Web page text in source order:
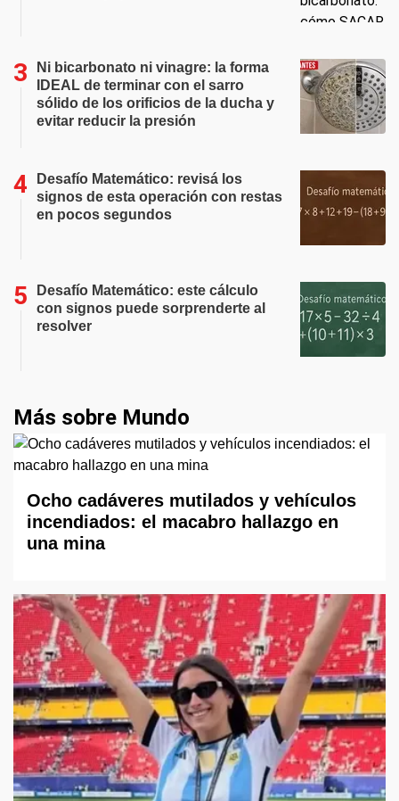
Ni bicarbonato ni vinagre: la forma
IDEAL de terminar con el sarro
sólido de los orificios de la ducha y
evitar reducir la presión
Desafío Matemático: revisá los
signos de esta operación con restas
en pocos segundos
Desafío Matemático: este cálculo
con signos puede sorprenderte al
resolver
Más sobre Mundo
Ocho cadáveres mutilados y vehículos
incendiados: el macabro hallazgo en
una mina